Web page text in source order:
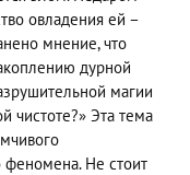
овладения ей –
мнение, что
дурной
магии
чистоте?» Эта тема
феномена. Не стоит